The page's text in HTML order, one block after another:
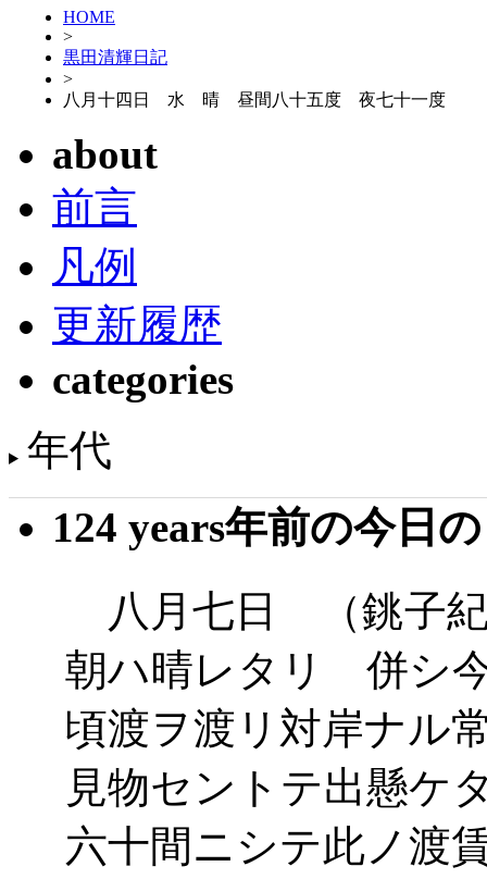
HOME
>
黒田清輝日記
>
八月十四日 水 晴 昼間八十五度 夜七十一度
about
前言
凡例
更新履歴
categories
年代
124 years年前の今日
八月七日 （銚子
朝ハ晴レタリ 併シ
頃渡ヲ渡リ対岸ナル
見物セントテ出懸
六十間ニシテ此ノ渡